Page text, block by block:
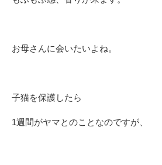
お母さんに会いたいよね。
子猫を保護したら
1週間がヤマとのことなのですが、